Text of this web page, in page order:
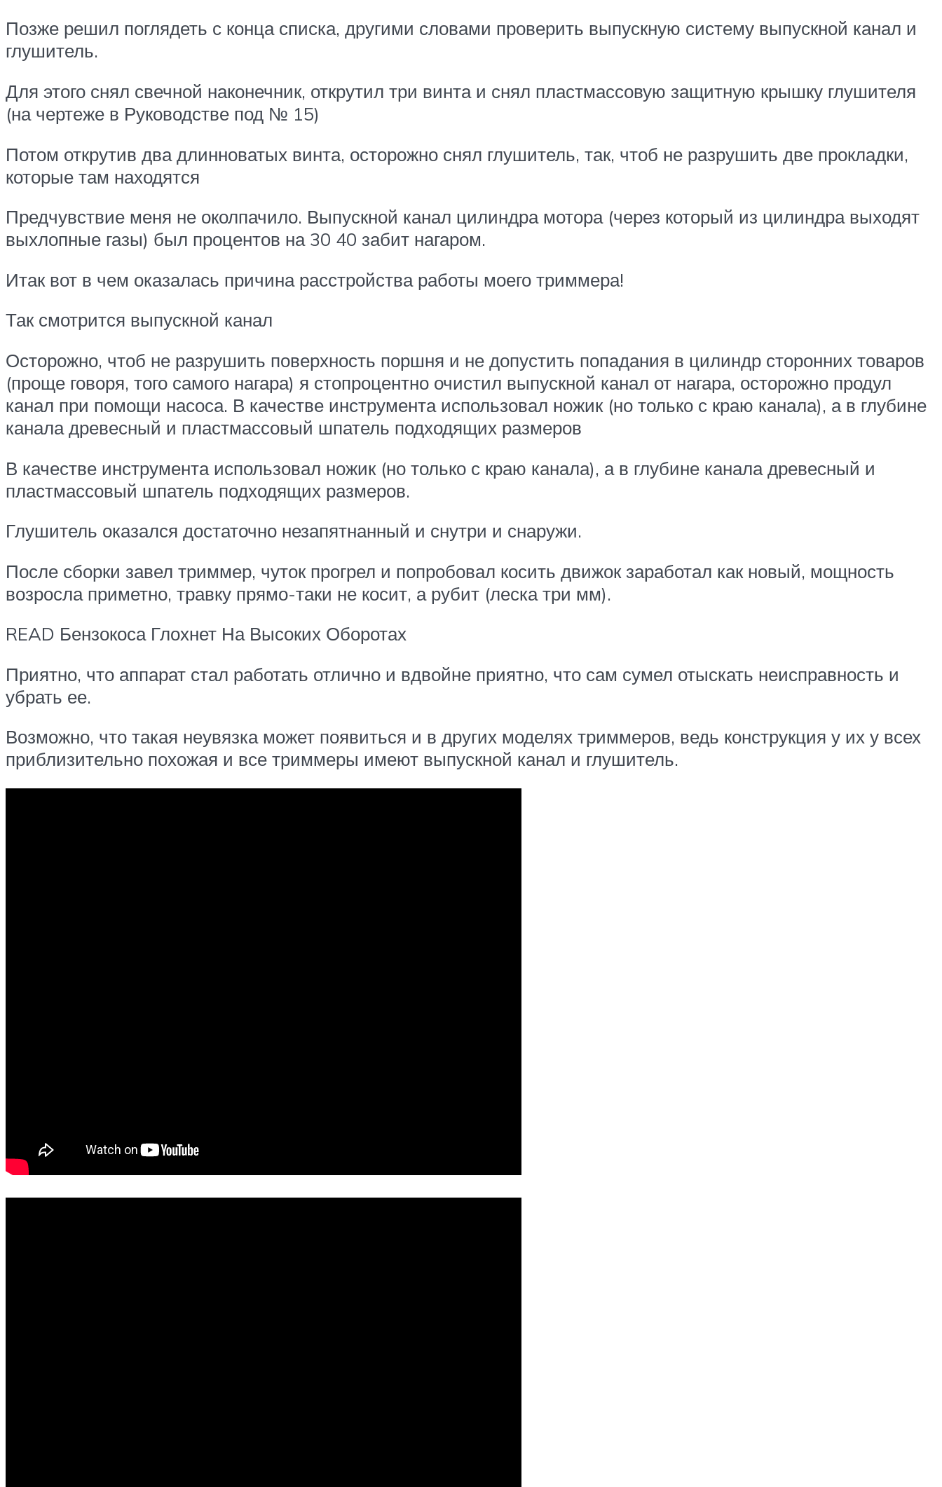
Позже решил поглядеть с конца списка, другими словами проверить выпускную систему выпускной канал и
глушитель.
Для этого снял свечной наконечник, открутил три винта и снял пластмассовую защитную крышку глушителя
(на чертеже в Руководстве под № 15)
Потом открутив два длинноватых винта, осторожно снял глушитель, так, чтоб не разрушить две прокладки,
которые там находятся
Предчувствие меня не околпачило. Выпускной канал цилиндра мотора (через который из цилиндра выходят
выхлопные газы) был процентов на 30 40 забит нагаром.
Итак вот в чем оказалась причина расстройства работы моего триммера!
Так смотрится выпускной канал
Осторожно, чтоб не разрушить поверхность поршня и не допустить попадания в цилиндр сторонних товаров
(проще говоря, того самого нагара) я стопроцентно очистил выпускной канал от нагара, осторожно продул
канал при помощи насоса. В качестве инструмента использовал ножик (но только с краю канала), а в глубине
канала древесный и пластмассовый шпатель подходящих размеров
В качестве инструмента использовал ножик (но только с краю канала), а в глубине канала древесный и
пластмассовый шпатель подходящих размеров.
Глушитель оказался достаточно незапятнанный и снутри и снаружи.
После сборки завел триммер, чуток прогрел и попробовал косить движок заработал как новый, мощность
возросла приметно, травку прямо-таки не косит, а рубит (леска три мм).
READ Бензокоса Глохнет На Высоких Оборотах
Приятно, что аппарат стал работать отлично и вдвойне приятно, что сам сумел отыскать неисправность и
убрать ее.
Возможно, что такая неувязка может появиться и в других моделях триммеров, ведь конструкция у их у всех
приблизительно похожая и все триммеры имеют выпускной канал и глушитель.